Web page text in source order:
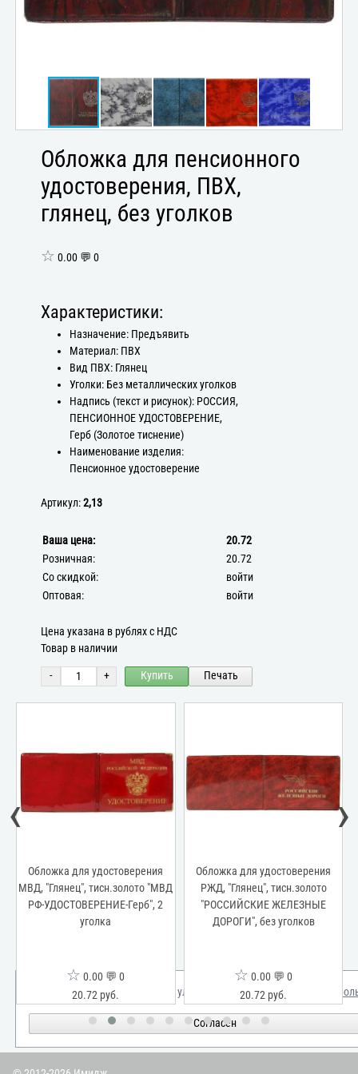
Обложка для пенсионного
удостоверения, ПВХ,
глянец, без уголков
☆ 0.00 💬 0
Характеристики:
Назначение: Предъявить
Материал: ПВХ
Вид ПВХ: Глянец
Уголки: Без металлических уголков
Надпись (текст и рисунок): РОССИЯ,
ПЕНСИОННОЕ УДОСТОВЕРЕНИЕ,
Герб (Золотое тиснение)
Наименование изделия:
Пенсионное удостоверение
Артикул:2,13
Ваша цена:
20.72
Розничная:
20.72
Со скидкой:
войти
Оптовая:
войти
Цена указана в рублях с НДС
Товар в наличии
- + Купить Печать
Обложка для удостоверения
МВД, "Глянец", тисн.золото "МВД
РФ-УДОСТОВЕРЕНИЕ-Герб", 2
уголка
☆ 0.00 💬 0
20.72 руб.
Обложка для удостоверения
РЖД, "Глянец", тисн.золото
"РОССИЙСКИЕ ЖЕЛЕЗНЫЕ
ДОРОГИ", без уголков
☆ 0.00 💬 0
20.72 руб.
‹ ›
Мы используем куки для улучшения вашего опыта. Узнать
Согласен